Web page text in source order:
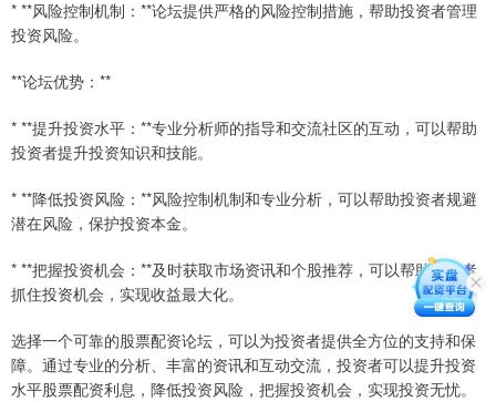
* **风险控制机制：**论坛提供严格的风险控制措施，帮助投资者管理
投资风险。
**论坛优势：**
* **提升投资水平：**专业分析师的指导和交流社区的互动，可以帮助
投资者提升投资知识和技能。
* **降低投资风险：**风险控制机制和专业分析，可以帮助投资者规避
潜在风险，保护投资本金。
* **把握投资机会：**及时获取市场资讯和个股推荐，可以帮助投资者
抓住投资机会，实现收益最大化。
选择一个可靠的股票配资论坛，可以为投资者提供全方位的支持和保
障。通过专业的分析、丰富的资讯和互动交流，投资者可以提升投资
水平股票配资利息，降低投资风险，把握投资机会，实现投资无忧。